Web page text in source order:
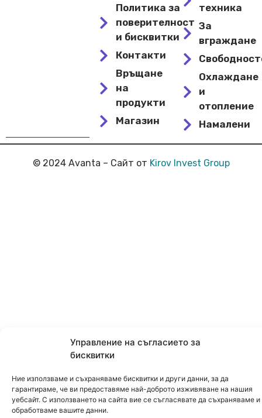
Управление на съгласието за
бисквитки
Ние използваме и съхраняваме бисквитки и други данни, за да
гарантираме, че ви предоставяме най-доброто изживяване на нашия
уебсайт. С използването на сайта вие се съгласявате да съхраняваме и
обработваме вашите данни.
Политика за
поверителност
и бисквитки
Контакти
Връщане
на
продукти
Магазин
техника
За
вграждане
Охлаждане
и
отопление
Намалени
© 2024 Avanta – Сайт от Kirov Invest Group